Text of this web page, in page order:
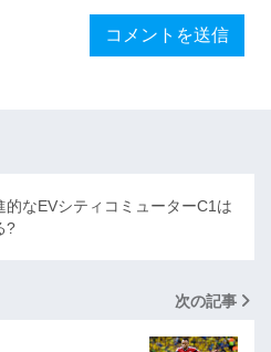
的なEVシティコミューターC1は
?
次の記事